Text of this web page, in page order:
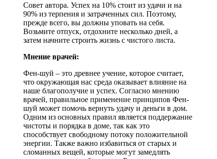
Совет автора. Успех на 10% стоит из удачи и на
90% из терпения и затраченных сил. Поэтому,
прежде всего, вы должны уповать на себя.
Возьмите отпуск, отдохните несколько дней, а
затем начните строить жизнь с чистого листа.
Мнение врачей:
Фен-шуй – это древнее учение, которое считает,
что окружающая нас среда оказывает влияние на
наше благополучие и успех. Согласно мнению
врачей, правильное применение принципов Фен-
шуй может помочь вернуть удачу и деньги в дом.
Одним из основных правил является поддержание
чистоты и порядка в доме, так как это
способствует свободному потоку положительной
энергии. Также важно избавиться от старых и
сломанных вещей, которые могут замедлять